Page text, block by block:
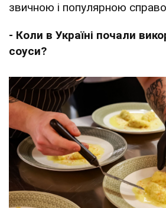
звичною і популярною
- Коли в Україні почали
соуси?